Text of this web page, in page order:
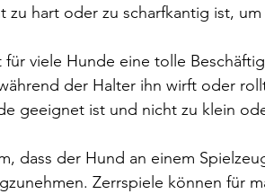
hart oder zu scharfkantig ist, um
viele Hunde eine tolle
der Halter ihn wirft oder
geeignet ist und nicht zu klein
dass der Hund an einem
Zerrspiele können für